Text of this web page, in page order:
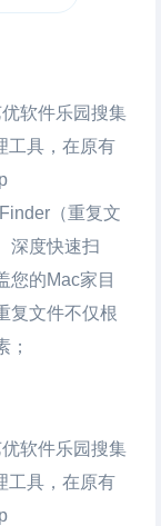
软件乐园搜集
工具，在原有
（重复文
深度快速扫
您的Mac家目
复文件不仅根
；
软件乐园搜集
工具，在原有